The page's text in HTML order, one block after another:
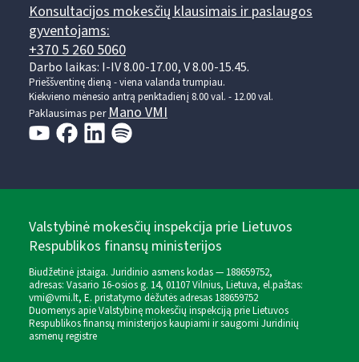
Konsultacijos mokesčių klausimais ir paslaugos
gyventojams:
+370 5 260 5060
Darbo laikas: I-IV 8.00-17.00, V 8.00-15.45.
Prieššventinę dieną - viena valanda trumpiau.
Kiekvieno mėnesio antrą penktadienį 8.00 val. - 12.00 val.
Paklausimas per Mano VMI
Valstybinė mokesčių inspekcija prie Lietuvos
Respublikos finansų ministerijos
Biudžetinė įstaiga. Juridinio asmens kodas — 188659752,
adresas: Vasario 16-osios g. 14, 01107 Vilnius, Lietuva, el.paštas:
vmi@vmi.lt, E. pristatymo dėžutės adresas 188659752
Duomenys apie Valstybinę mokesčių inspekciją prie Lietuvos
Respublikos finansų ministerijos kaupiami ir saugomi Juridinių
asmenų registre